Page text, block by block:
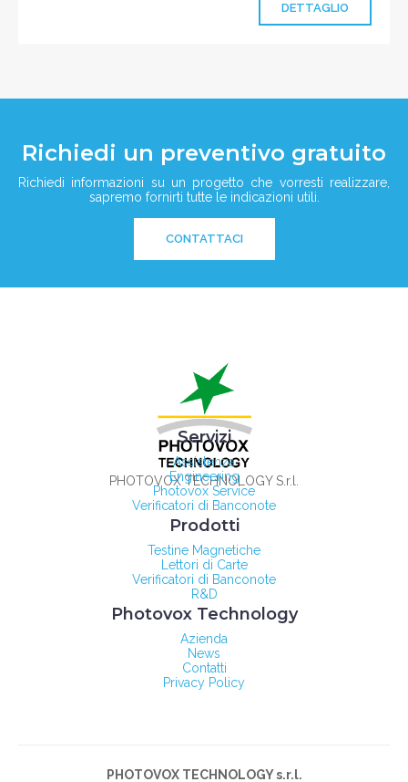
DETTAGLIO
Richiedi un preventivo gratuito
Richiedi informazioni su un progetto che vorresti realizzare,
sapremo fornirti tutte le indicazioni utili.
CONTATTACI
PHOTOVOX TECHNOLOGY S.r.l.
Servizi
Assistenza
Engineering
Photovox Service
Verificatori di Banconote
Prodotti
Testine Magnetiche
Lettori di Carte
Verificatori di Banconote
R&D
Photovox Technology
Azienda
News
Contatti
Privacy Policy
PHOTOVOX TECHNOLOGY s.r.l.